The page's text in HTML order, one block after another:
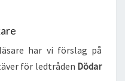
har vi förslag på
för ledtråden Dödar